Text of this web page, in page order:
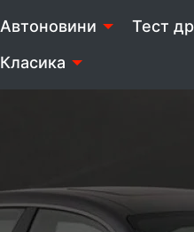
Автоновини Тест
Класика